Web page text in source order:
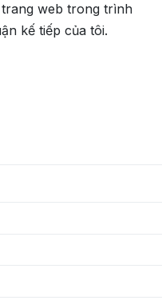
web trong trình
kế tiếp của tôi.